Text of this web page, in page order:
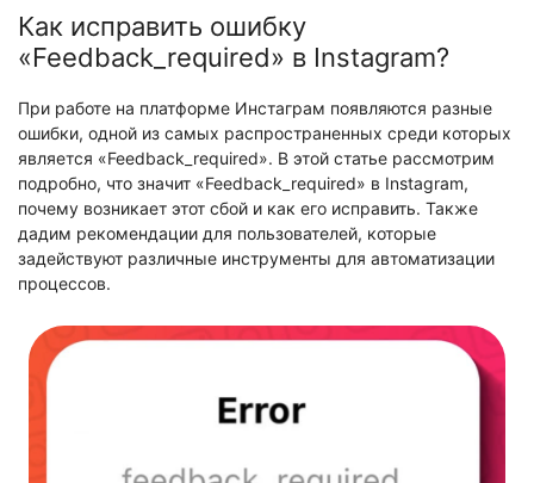
Как исправить ошибку
«Feedback_required» в Instagram?
При работе на платформе Инстаграм появляются разные
ошибки, одной из самых распространенных среди которых
является «Feedback_required». В этой статье рассмотрим
подробно, что значит «Feedback_required» в Instagram,
почему возникает этот сбой и как его исправить. Также
дадим рекомендации для пользователей, которые
задействуют различные инструменты для автоматизации
процессов.